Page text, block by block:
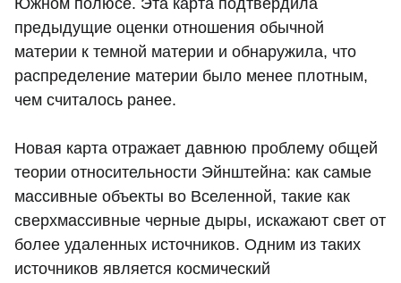
Южном полюсе. Эта карта подтвердила
предыдущие оценки отношения обычной
материи к темной материи и обнаружила, что
распределение материи было менее плотным,
чем считалось ранее.
Новая карта отражает давнюю проблему общей
теории относительности Эйнштейна: как самые
массивные объекты во Вселенной, такие как
сверхмассивные черные дыры, искажают свет от
более удаленных источников. Одним из таких
источников является космический